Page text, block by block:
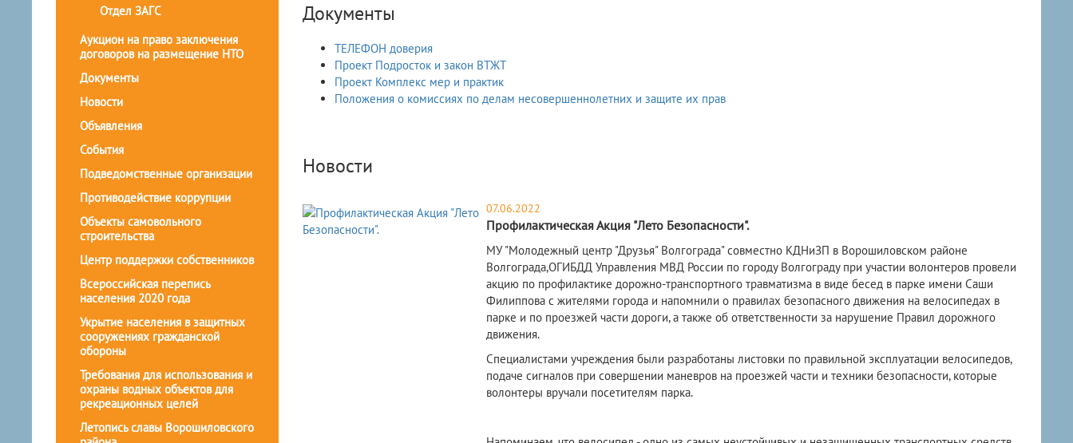
Отдел ЗАГС
Аукцион на право заключения
договоров на размещение НТО
Документы
Новости
Объявления
События
Подведомственные организации
Противодействие коррупции
Объекты самовольного
строительства
Центр поддержки собственников
Всероссийская перепись
населения 2020 года
Укрытие населения в защитных
сооружениях гражданской
обороны
Требования для использования и
охраны водных объектов для
рекреационных целей
Летопись славы Ворошиловского
Документы
ТЕЛЕФОН доверия
Проект Подросток и закон ВТЖТ
Проект Комплекс мер и практик
Положения о комиссиях по делам несовершеннолетних и защите их прав
Новости
07.06.2022
Профилактическая Акция "Лето Безопасности".
МУ "Молодежный центр "Друзья" Волгограда" совместно КДНиЗП в Ворошиловском районе
Волгограда,ОГИБДД Управления МВД России по городу Волгограду при участии волонтеров провели
акцию по профилактике дорожно-транспортного травматизма в виде бесед в парке имени Саши
Филиппова с жителями города и напомнили о правилах безопасного движения на велосипедах в
парке и по проезжей части дороги, а также об ответственности за нарушение Правил дорожного
движения.
Специалистами учреждения были разработаны листовки по правильной эксплуатации велосипедов,
подаче сигналов при совершении маневров на проезжей части и техники безопасности, которые
волонтеры вручали посетителям парка.